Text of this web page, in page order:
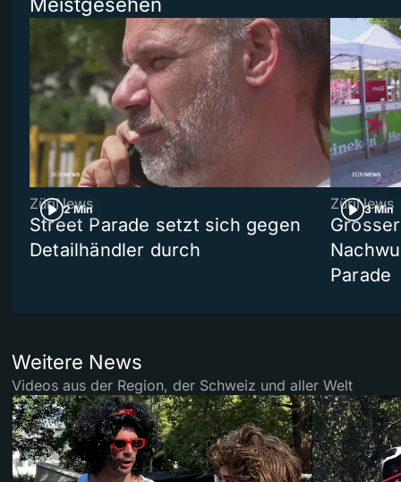
2 Min
ZüriNews
Street Parade setzt sich gegen
Detailhändler durch
3 Min
ZüriNews
Parade
Weitere News
Videos aus der Region, der Schweiz und aller Welt